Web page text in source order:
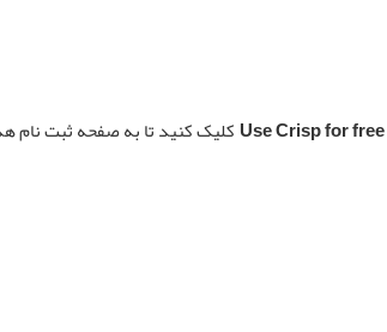
Use Crisp for freeکلیک کنید تا به صفحه ثبت نام